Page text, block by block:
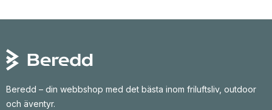
r
p
r
r
s
e
Beredd – din webbshop med det bästa inom friluftsliv, outdoor
och äventyr.